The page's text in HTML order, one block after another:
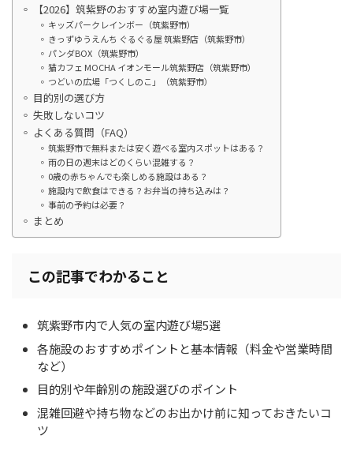
【2026】筑紫野のおすすめ室内遊び場一覧
キッズパークレインボー（筑紫野市）
きっずゆうえんち ぐるぐる屋 筑紫野店（筑紫野市）
パンダBOX（筑紫野市）
猫カフェ MOCHA イオンモール筑紫野店（筑紫野市）
つどいの広場「つくしのこ」（筑紫野市）
目的別の選び方
失敗しないコツ
よくある質問（FAQ）
筑紫野市で無料または安く遊べる室内スポットはある？
雨の日の週末はどのくらい混雑する？
0歳の赤ちゃんでも楽しめる施設はある？
施設内で飲食はできる？お弁当の持ち込みは？
事前の予約は必要？
まとめ
この記事でわかること
筑紫野市内で人気の室内遊び場5選
各施設のおすすめポイントと基本情報（料金や営業時間
など）
目的別や年齢別の施設選びのポイント
混雑回避や持ち物などのお出かけ前に知っておきたいコ
ツ